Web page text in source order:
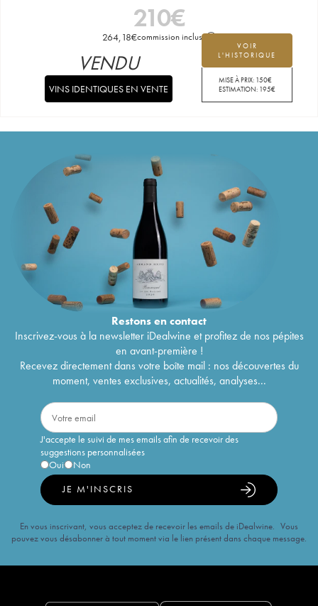
210€
264,18€commission incluse
VOIR
L'HISTORIQUE
MISE À PRIX: 150€
ESTIMATION: 195€
VENDU
VINS IDENTIQUES EN VENTE
Restons encontact
Inscrivez-vous à la newsletter iDealwine et profitez de nos pépites
en avant-première !
Recevez directement dans votre boîte mail : nos découvertes du
moment, ventes exclusives, actualités, analyses...
J'accepte le suivi de mes emails afin de recevoir des
suggestions personnalisées
Oui
Non
JE M'INSCRIS
En vous inscrivant, vous acceptez de recevoir les emails de iDealwine. Vous
pouvez vous désabonner à tout moment via le lien présent dans chaque message.